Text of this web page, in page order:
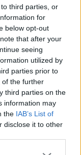
third parties, or
for
below opt-out
that after your
seeing
utilized by
parties prior to
of the further
third parties on the
information may
the IAB’s List of
disclose it to other
– miten